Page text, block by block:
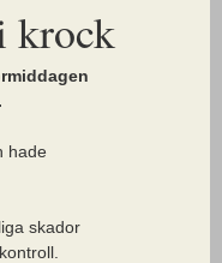
krock
hade
skador